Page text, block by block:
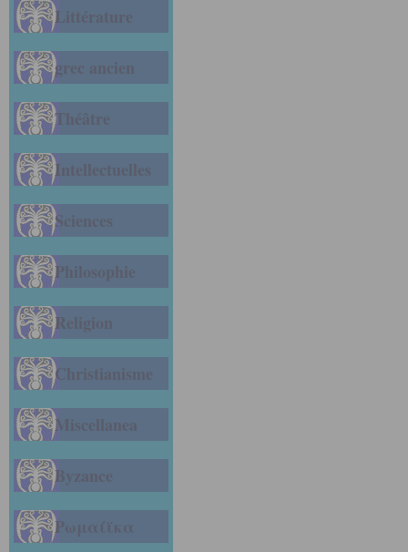
Littérature
grec ancien
Théâtre
Intellectuelles
Sciences
Philosophie
Religion
Christianisme
Miscellanea
Byzance
Ρωμαίϊκα